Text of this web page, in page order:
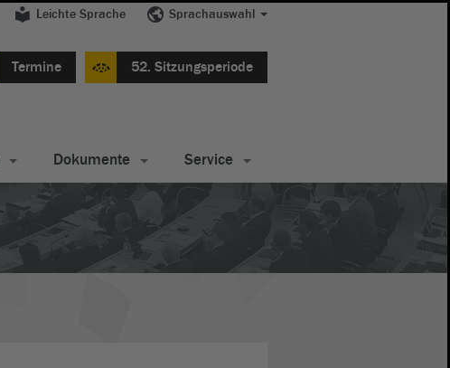
Leichte Sprache Sprachauswahl
Termine 52. Sitzungsperiode
Dokumente Service